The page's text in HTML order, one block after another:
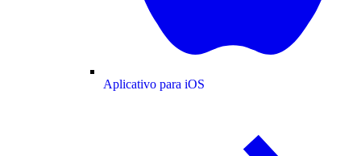
Aplicativo para iOS